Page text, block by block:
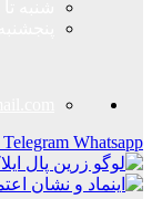
Telegram Whatsapp